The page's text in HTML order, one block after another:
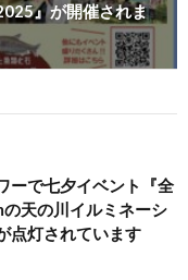
』が開催されま
ーで七夕イベント『全
天の川イルミネーシ
点灯されています